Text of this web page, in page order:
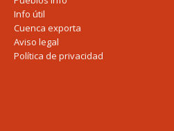
Info útil
Cuenca exporta
Aviso legal
Política de privacidad